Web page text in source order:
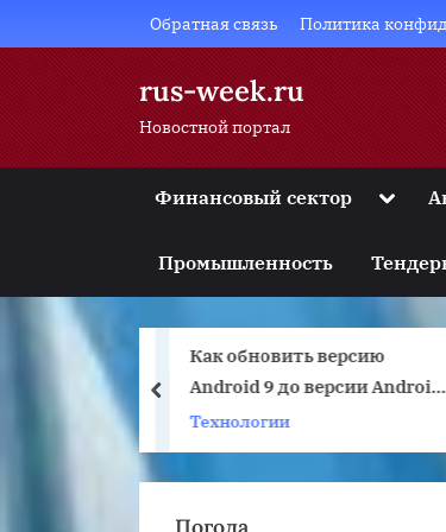
to
Обратная связь Политика
rus-week.ru
Новостной портал
Финансовый сектор Toggle
Промышленность
Как обновить версию
Android 9 до версии Android
10 Q
Технологии
prev